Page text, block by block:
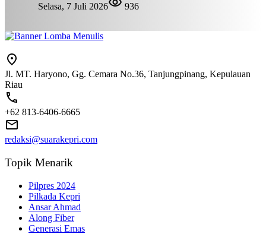
Selasa, 7 Juli 2026
936
Jl. MT. Haryono, Gg. Cemara No.36, Tanjungpinang, Kepulauan
Riau
+62 813-6406-6665
redaksi@suarakepri.com
Topik Menarik
Pilpres 2024
Pilkada Kepri
Ansar Ahmad
Along Fiber
Generasi Emas